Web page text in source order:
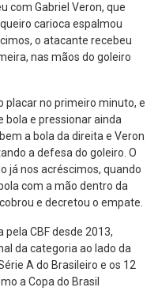
com Gabriel Veron, que
carioca espalmou
o atacante recebeu
nas mãos do goleiro
placar no primeiro minuto, e
bola e pressionar ainda
a bola da direita e Veron
a defesa do goleiro. O
já nos acréscimos, quando
com a mão dentro da
e decretou o empate.
CBF desde 2013,
da categoria ao lado da
A do Brasileiro e os 12
a Copa do Brasil